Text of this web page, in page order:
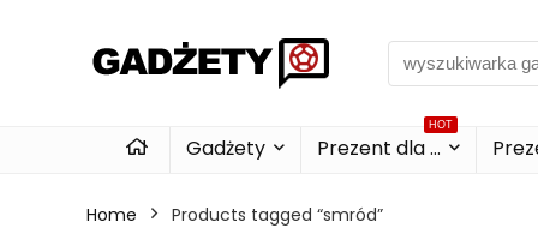
Gadżety Prezent dla …
HOT
Home Products tagged “smród”